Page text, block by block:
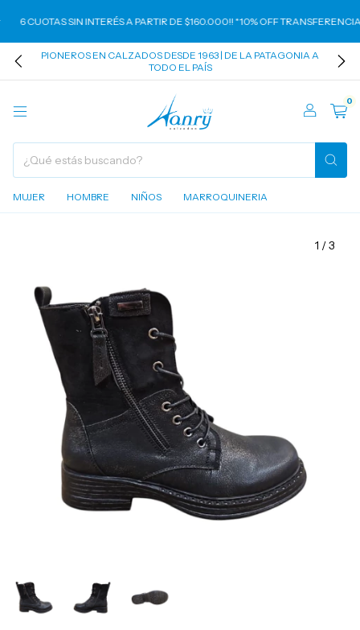
6 CUOTAS SIN INTERÉS A PARTIR DE $160.000!! *10% OFF TRANSFERENCIA*
PIONEROS EN CALZADOS DESDE 1963 | DE LA PATAGONIA A
TODO EL PAÍS
0
MUJER HOMBRE NIÑOS MARROQUINERIA
1 /3